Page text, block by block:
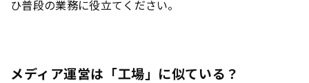
ひ普段の業務に役立てください。
メディア運営は「工場」に似ている？